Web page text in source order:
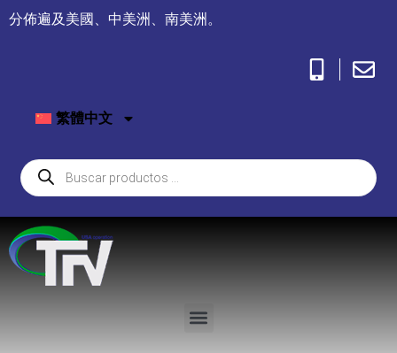
分佈遍及美國、中美洲、南美洲。
繁體中文